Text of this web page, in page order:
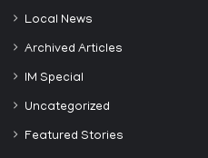
Local News
Archived Articles
IM Special
Uncategorized
Featured Stories